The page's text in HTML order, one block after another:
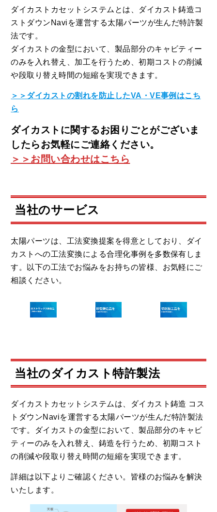
ダイカストカセットシステムとは、ダイカスト鋳造コ
ストダウンNaviを運営する太陽パーツが生んだ特許製
法です。
ダイカストの金型において、製品部分のキャビティー
のみを入れ替え、加工を行うため、初期コストの削減
や段取り替え時間の短縮を実現できます。
＞＞ダイカストの割れを防止したVA・VE事例はこち
ら
ダイカストに関するお困りごとがございま
したらお気軽にご連絡ください。
＞＞お問い合わせはこちら
当社のサービス
太陽パーツは、工法変換提案を得意としており、ダイ
カストへの工法変換による合理化事例を多数保有しま
す。以下の工法でお悩みをお持ちの皆様、お気軽にご
相談ください。
当社のダイカスト特許製法
ダイカストカセットシステムは、ダイカスト鋳造 コス
トダウンNaviを運営する太陽パーツが生んだ特許製法
です。ダイカストの金型において、製品部分のキャビ
ティーのみを入れ替え、鋳造を行うため、初期コスト
の削減や段取り替え時間の短縮を実現できます。
詳細は以下よりご確認ください。皆様のお悩みを解決
いたします。